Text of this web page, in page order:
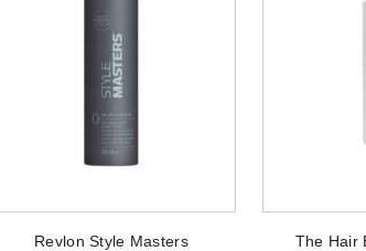
Revlon Style Masters
The Hair